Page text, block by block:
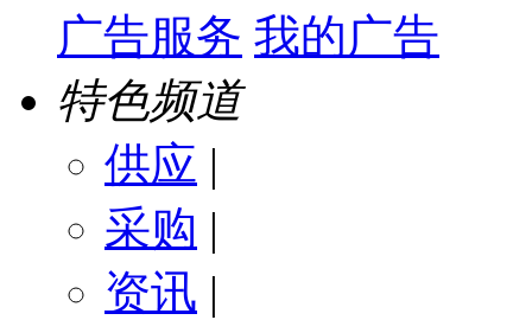
广告服务 我的广告
特色频道
供应 |
采购 |
资讯 |